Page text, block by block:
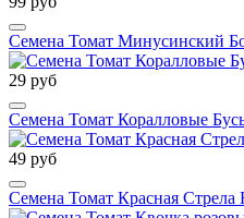
Семена Томат Минусинский
29 руб
Семена Томат Коралловые
49 руб
Семена Томат Красная Стрела